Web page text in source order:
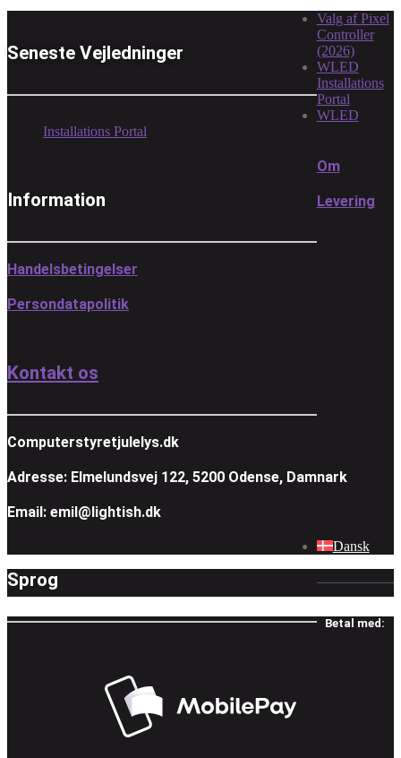
Seneste Vejledninger
Valg af Pixel
Controller
(2026)
WLED
Installations
Portal
WLED
Installations Portal
Information
Om
Levering
Handelsbetingelser
Persondatapolitik
Kontakt os
Computerstyretjulelys.dk
Adresse: Elmelundsvej 122, 5200 Odense, Damnark
Email: emil@lightish.dk
Sprog
Dansk
Betal med: